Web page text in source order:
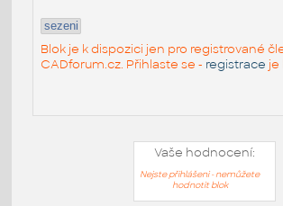
sezeni
Blok je k dispozici jen pro registrované
CADforum.cz. Přihlaste se - registrace je
Vaše hodnocení:
Nejste přihlášeni - nemůžete
hodnotit blok